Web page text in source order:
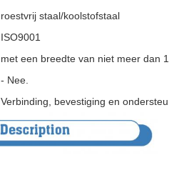
roestvrij staal/koolstofstaal
ISO9001
met een breedte van niet meer dan
- Nee.
Verbinding, bevestiging en